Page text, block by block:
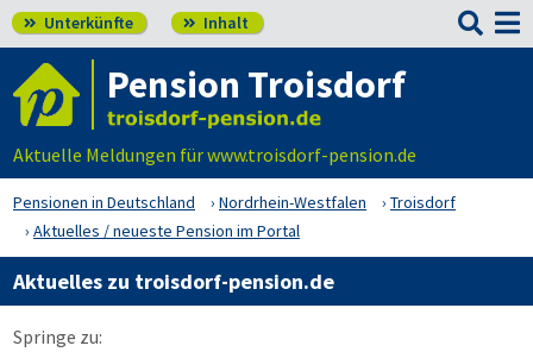
 Unterkünfte  Inhalt 
Pension Troisdorf
Aktuelle Meldungen für www.troisdorf-pension.de
Pensionen in Deutschland Nordrhein-Westfalen
Troisdorf
Aktuelles / neueste Pension im Portal
Aktuelles zu troisdorf-pension.de
Springe zu: